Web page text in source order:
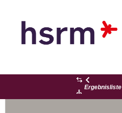
Ergebnisliste